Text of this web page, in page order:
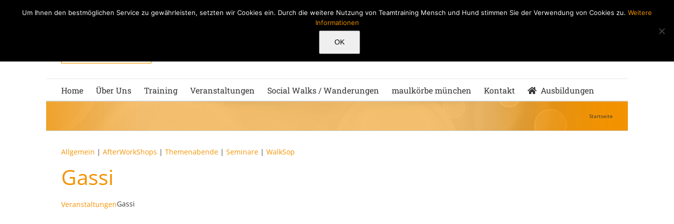
Home Über Uns Training Veranstaltungen Social Walks / Wanderungen maulkörbe münchen Kontakt Ausbildungen
Startseite
Allgemein | AfterWorkShops | Themenabende | Seminare | WalkSop
Gassi
VeranstaltungenGassi
Um Ihnen den bestmöglichen Service zu gewährleisten, setzten wir Cookies ein. Durch die weitere Nutzung von Teamtraining Mensch und Hund stimmen Sie der Verwendung von Cookies zu. Weitere
Informationen
OK